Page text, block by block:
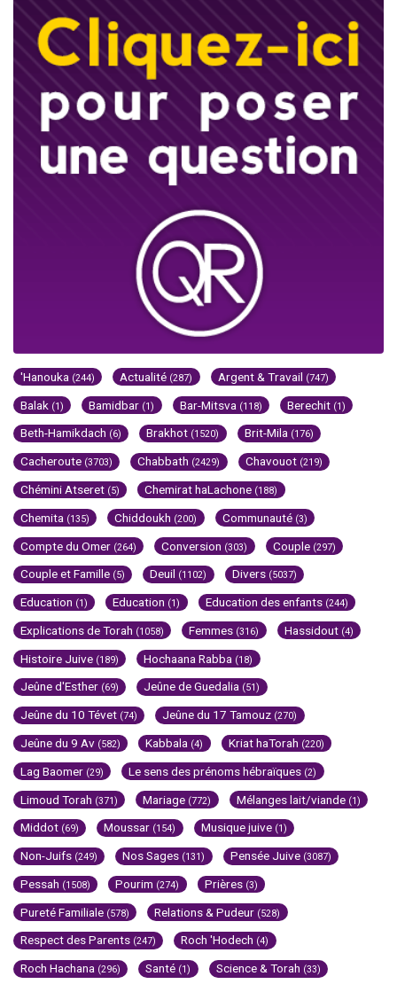
'Hanouka (244) Actualité (287) Argent & Travail (747)
Balak (1) Bamidbar (1) Bar-Mitsva (118) Berechit (1)
Beth-Hamikdach (6) Brakhot (1520) Brit-Mila (176)
Cacheroute (3703) Chabbath (2429) Chavouot (219)
Chémini Atseret (5) Chemirat haLachone (188)
Chemita (135) Chiddoukh (200) Communauté (3)
Compte du Omer (264) Conversion (303) Couple (297)
Couple et Famille (5) Deuil (1102) Divers (5037)
Education (1) Education (1) Education des enfants (244)
Explications de Torah (1058) Femmes (316) Hassidout (4)
Histoire Juive (189) Hochaana Rabba (18)
Jeûne d'Esther (69) Jeûne de Guedalia (51)
Jeûne du 10 Tévet (74) Jeûne du 17 Tamouz (270)
Jeûne du 9 Av (582) Kabbala (4) Kriat haTorah (220)
Lag Baomer (29) Le sens des prénoms hébraïques (2)
Limoud Torah (371) Mariage (772) Mélanges lait/viande (1)
Middot (69) Moussar (154) Musique juive (1)
Non-Juifs (249) Nos Sages (131) Pensée Juive (3087)
Pessah (1508) Pourim (274) Prières (3)
Pureté Familiale (578) Relations & Pudeur (528)
Respect des Parents (247) Roch 'Hodech (4)
Roch Hachana (296) Santé (1) Science & Torah (33)